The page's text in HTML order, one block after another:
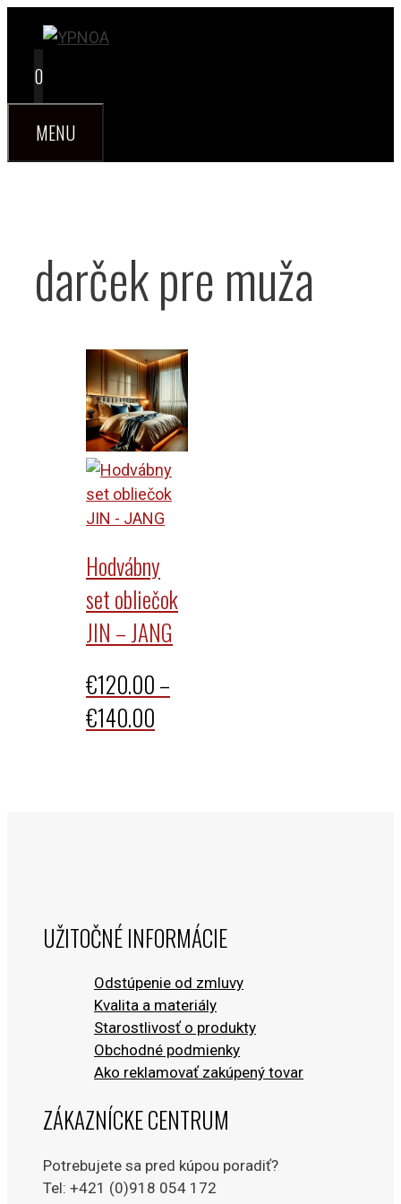
obsah
0
MENU
darček pre muža
Hodvábny
set obliečok
JIN – JANG
€120.00–
€140.00
UŽITOČNÉ INFORMÁCIE
Odstúpenie od zmluvy
Kvalita a materiály
Starostlivosť o produkty
Obchodné podmienky
Ako reklamovať zakúpený tovar
ZÁKAZNÍCKE CENTRUM
Potrebujete sa pred kúpou poradiť?
Tel: +421 (0)918 054 172